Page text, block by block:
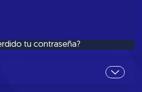
tu contraseña?